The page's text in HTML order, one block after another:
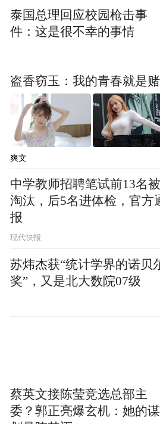
就我目前看到的经济发展
为这仍然合适”。
值得一提的是，就在4月
是2024年会有三次降息。
此外，旧金山联储主席戴
尚未获得通胀将持续下行
计美国住房通胀将改善
猛。
根据利率期货市场的最新
策利率挂钩的期货交易商
的是，这一降息预期在过
——在上周三美国
可能仍将保持相对平静，
供更多有关利率路径的线索
泰国总理回应校园枪击事
件：这是很不幸的事情
盗香窃玉：我的青春就是
爽文
中学教师招聘笔试前13名被
淘汰，后5名进体检，官方
报
现代快报
苏炜杰获“统计学界的诺贝
奖”，又是北大数院07级
蔡英文接陈莹竞选总部主
委？郭正亮爆玄机：她的谋